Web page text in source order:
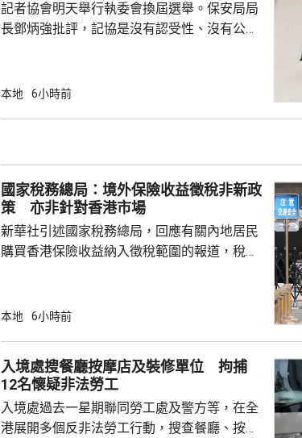
記者協會明天舉行執委會換屆選舉。保安局局
長鄧炳強批評，記協是沒有認受性、沒有公信
有，難以稱得上做香港記者協會；又指記協沒
為捍衛新聞自由而身陷囹圄。他又批評有團體
濫用職工會名義，從事與職工會無關的行...
本地 6小時前
國家稅務總局：境外保險收益徵稅非新政
策 亦非針對香港市場
新華社引述國家稅務總局，回應有關內地居民
購買香港保險收益納入徵稅範圍的報道，稅務
行納稅義務，境外保險收益也屬於應納稅所得
從境外取得，包括保險收益在內，應依法繳納
個人所得稅，是國際通行做法，亦是中國個人
所得稅法實施以來，一直堅持的基本原則...
本地 6小時前
入境處搜餐廳按摩店及裝修單位 拘捕
12名懷疑非法勞工
入境處過去一星期聯同勞工處及警方等，在全
港展開多個反非法勞工行動，搜查餐廳、按摩